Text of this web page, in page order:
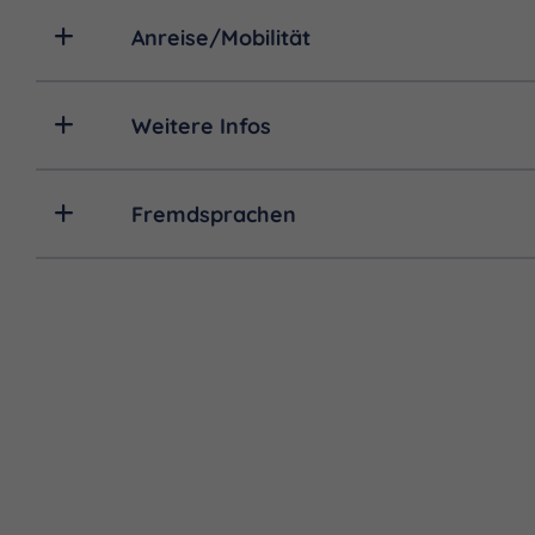
Anreise/Mobilität
Weitere Infos
Fremdsprachen